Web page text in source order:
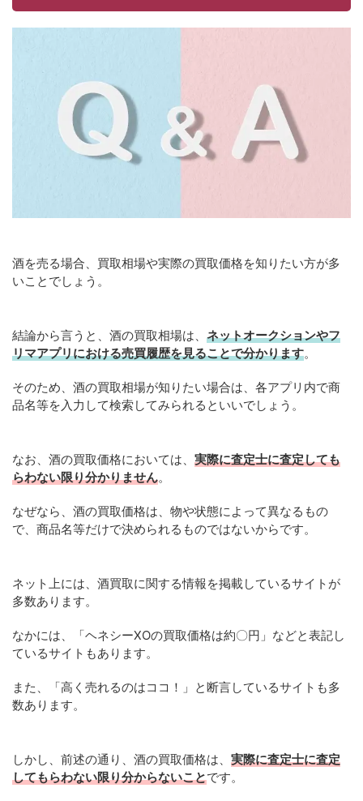
酒を売る場合、買取相場や実際の買取価格を知りたい方が多
いことでしょう。
結論から言うと、酒の買取相場は、 ネットオークションやフ
リマアプリにおける売買履歴を見ることで分かります。
そのため、酒の買取相場が知りたい場合は、各アプリ内で商
品名等を入力して検索してみられるといいでしょう。
なお、酒の買取価格においては、 実際に査定士に査定しても
らわない限り分かりません。
なぜなら、酒の買取価格は、物や状態によって異なるもの
で、商品名等だけで決められるものではないからです。
ネット上には、酒買取に関する情報を掲載しているサイトが
多数あります。
なかには、「ヘネシーXOの買取価格は約〇円」などと表記し
ているサイトもあります。
また、「高く売れるのはココ！」と断言しているサイトも多
数あります。
しかし、前述の通り、酒の買取価格は、 実際に査定士に査定
してもらわない限り分からないことです。